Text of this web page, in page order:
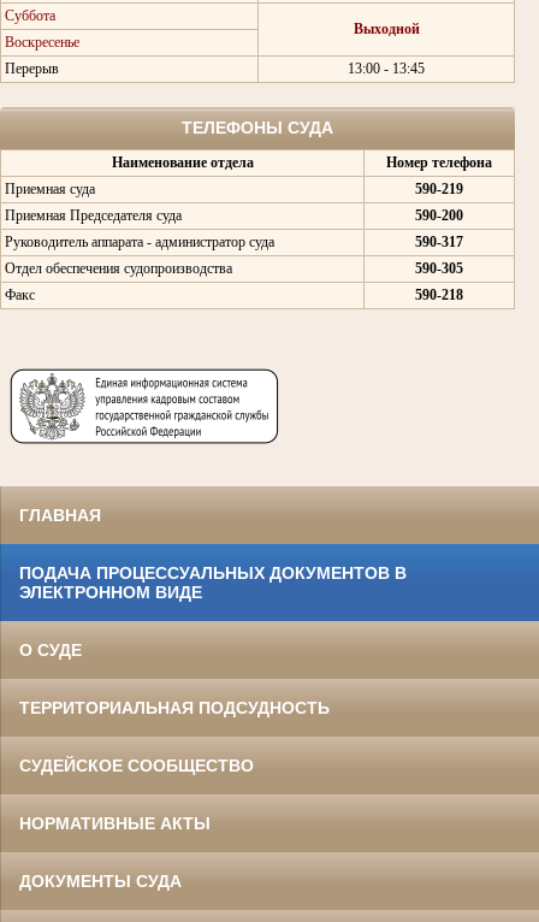
Суббота
Выходной
Воскресенье
Перерыв
13:00 - 13:45
ТЕЛЕФОНЫ СУДА
Наименование отдела
Номер телефона
Приемная суда
590-219
Приемная Председателя суда
590-200
Руководитель аппарата - администратор суда
590-317
Отдел обеспечения судопроизводства
590-305
Факс
590-218
ГЛАВНАЯ
ПОДАЧА ПРОЦЕССУАЛЬНЫХ ДОКУМЕНТОВ В
ЭЛЕКТРОННОМ ВИДЕ
О СУДЕ
ТЕРРИТОРИАЛЬНАЯ ПОДСУДНОСТЬ
СУДЕЙСКОЕ СООБЩЕСТВО
НОРМАТИВНЫЕ АКТЫ
ДОКУМЕНТЫ СУДА